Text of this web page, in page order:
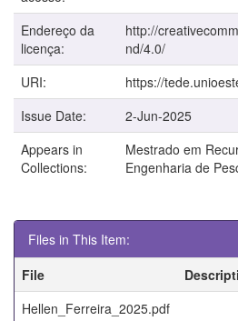
Endereço da
licença:
http://
nd/4.0/
URI:
https://
Issue Date:
2-Jun-2025
Appears in
Collections:
Mestrado em
Engenharia de
Files in This Item:
File
Hellen_Ferreira_2025.pdf